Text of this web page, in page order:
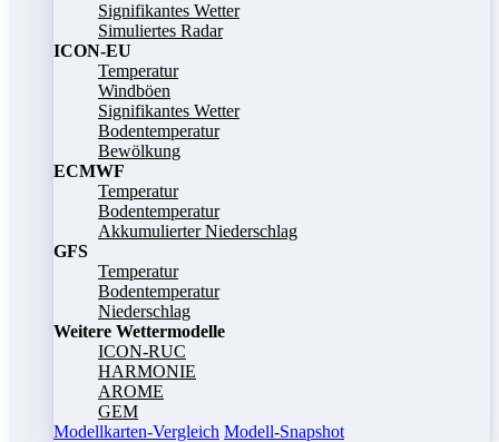
Signifikantes Wetter
Simuliertes Radar
ICON-EU
Temperatur
Windböen
Signifikantes Wetter
Bodentemperatur
Bewölkung
ECMWF
Temperatur
Bodentemperatur
Akkumulierter Niederschlag
GFS
Temperatur
Bodentemperatur
Niederschlag
Weitere Wettermodelle
ICON-RUC
HARMONIE
AROME
GEM
Modellkarten-Vergleich Modell-Snapshot